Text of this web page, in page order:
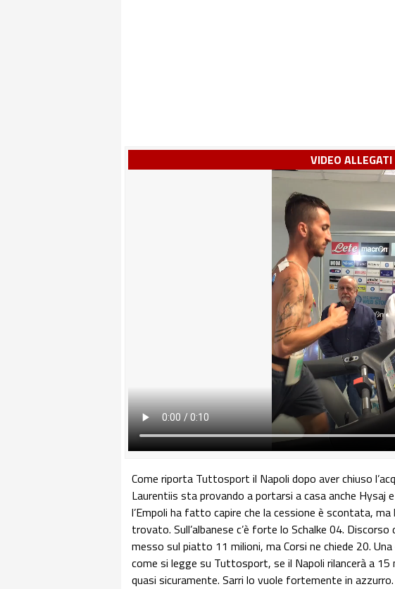
VIDEO ALLEGATI
Come riporta Tuttosport il Napoli dopo aver chiuso
Laurentiis sta provando a portarsi a casa anche Hysaj
l’Empoli ha fatto capire che la cessione è scontata,
trovato. Sull’albanese c’è forte lo Schalke 04.
messo sul piatto 11 milioni, ma Corsi ne chiede 20.
come si legge su Tuttosport, se il Napoli rilancerà a 15
quasi sicuramente. Sarri lo vuole fortemente in azzurro.